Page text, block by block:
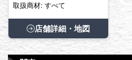
取扱商材: すべて
店舗詳細・地図